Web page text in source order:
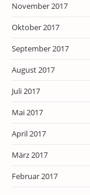
November 2017
Oktober 2017
September 2017
August 2017
Juli 2017
Mai 2017
April 2017
März 2017
Februar 2017